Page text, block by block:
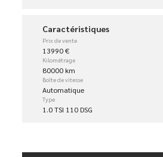
Caractéristiques
Prix de vente
13990 €
Kilométrage
80000 km
Boîte de vitesse
Automatique
Type
1.0 TSI 110 DSG